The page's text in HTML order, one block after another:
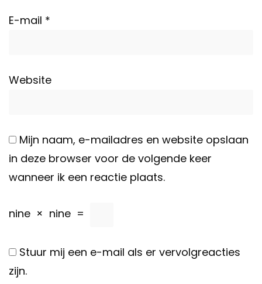
E-mail *
Website
Mijn naam, e-mailadres en website opslaan
in deze browser voor de volgende keer
wanneer ik een reactie plaats.
nine × nine =
Stuur mij een e-mail als er vervolgreacties
zijn.